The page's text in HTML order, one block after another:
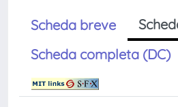
Scheda breve
Scheda completa (DC)